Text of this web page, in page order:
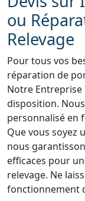
ou
Relevage
Pour tous vos
réparation de
Notre Entreprise
disposition.
personnalisé en
Que vous soyez
nous
efficaces pour
relevage. Ne
fonctionnement